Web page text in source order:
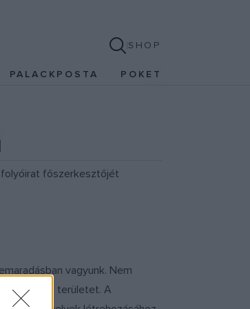
SHOP
PALACKPOSTA POKET
folyóirat főszerkesztőjét
vagyunk. Nem
ezt a területet. A